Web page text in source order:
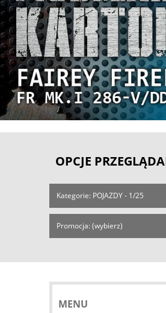
OPCJE
Kategorie: POJAZDY - 1/25
Promocja: (wybierz)
MENU